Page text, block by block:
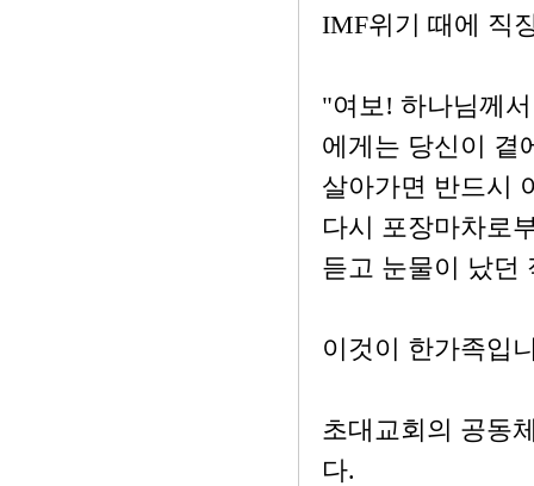
IMF위기 때에 직
"여보! 하나님께
에게는 당신이 곁
살아가면 반드시
다시 포장마차로
듣고 눈물이 났던
이것이 한가족입
초대교회의 공동
다.